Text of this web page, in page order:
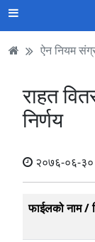
ऐन नियम
राहत
निर्णय
२०७६-०६-३०
फाईलको नाम /